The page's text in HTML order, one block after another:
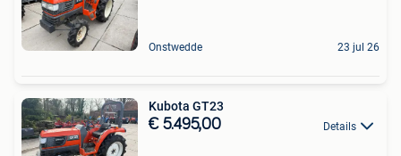
Onstwedde 23 jul 26
Kubota GT23
€ 5.495,00 Details